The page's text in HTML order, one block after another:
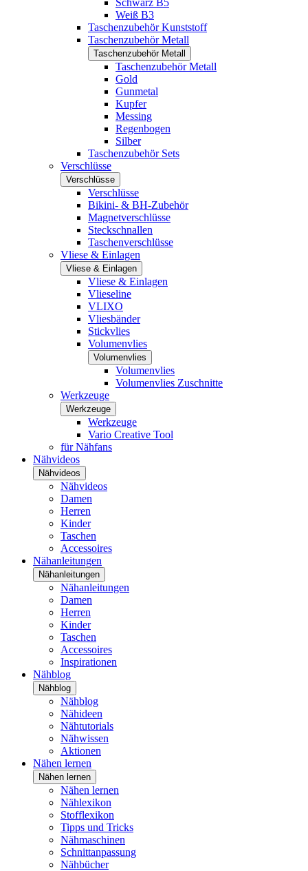
Schwarz B5
Weiß B3
Taschenzubehör Kunststoff
Taschenzubehör Metall
Taschenzubehör Metall
Taschenzubehör Metall
Gold
Gunmetal
Kupfer
Messing
Regenbogen
Silber
Taschenzubehör Sets
Verschlüsse
Verschlüsse
Verschlüsse
Bikini- & BH-Zubehör
Magnetverschlüsse
Steckschnallen
Taschenverschlüsse
Vliese & Einlagen
Vliese & Einlagen
Vliese & Einlagen
Vlieseline
VLIXO
Vliesbänder
Stickvlies
Volumenvlies
Volumenvlies
Volumenvlies
Volumenvlies Zuschnitte
Werkzeuge
Werkzeuge
Werkzeuge
Vario Creative Tool
für Nähfans
Nähvideos
Nähvideos
Nähvideos
Damen
Herren
Kinder
Taschen
Accessoires
Nähanleitungen
Nähanleitungen
Nähanleitungen
Damen
Herren
Kinder
Taschen
Accessoires
Inspirationen
Nähblog
Nähblog
Nähblog
Nähideen
Nähtutorials
Nähwissen
Aktionen
Nähen lernen
Nähen lernen
Nähen lernen
Nählexikon
Stofflexikon
Tipps und Tricks
Nähmaschinen
Schnittanpassung
Nähbücher